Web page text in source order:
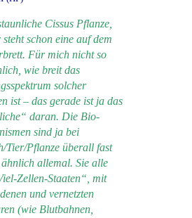
Cissus Pflanze,
schon eine auf dem
Für mich nicht so
wie breit das
solcher
ist – das gerade ist ja das
daran. Die Bio-
sind ja bei
Tier/Pflanze überall fast
allemal. Sie alle
Zellen-Staaten“, mit
und vernetzten
(wie Blutbahnen,